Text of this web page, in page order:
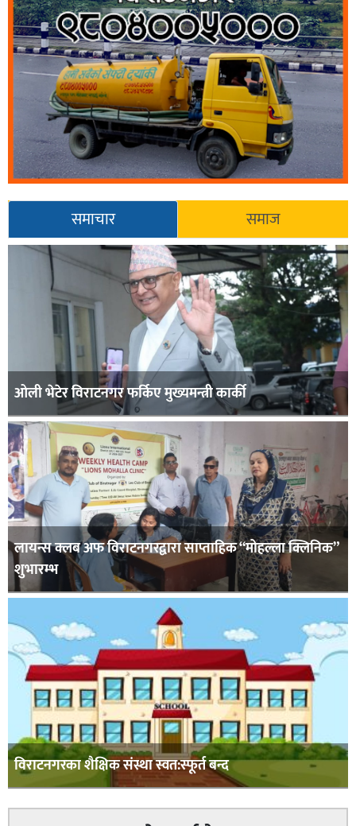
समाचार समाज
ओली भेटेर विराटनगर फर्किए मुख्यमन्त्री कार्की
लायन्स क्लब अफ विराटनगरद्वारा साप्ताहिक “मोहल्ला क्लिनिक”
शुभारम्भ
विराटनगरका शैक्षिक संस्था स्वत:स्फूर्त बन्द